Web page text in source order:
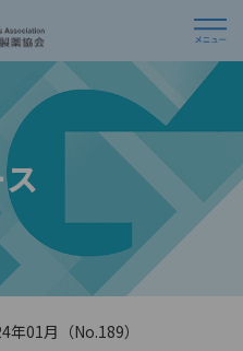
年01月（No.189）